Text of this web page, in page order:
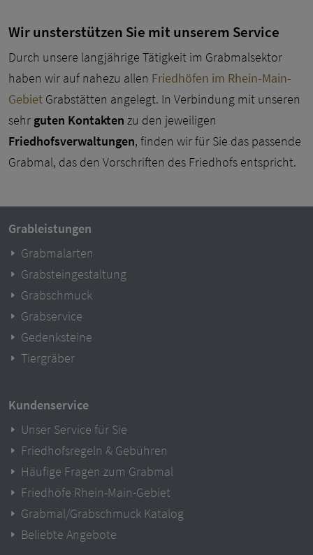
Wir unsterstützen Sie mit unserem Service
Durch unsere langjährige Tätigkeit im Grabmalsektor
haben wir auf nahezu allen Friedhöfen im Rhein-Main-
Gebiet Grabstätten angelegt. In Verbindung mit unseren
sehr guten Kontakten zu den jeweiligen
Friedhofsverwaltungen, finden wir für Sie das passende
Grabmal, das den Vorschriften des Friedhofs entspricht.
Grableistungen
Grabmalarten
Grabsteingestaltung
Grabschmuck
Grabservice
Gedenksteine
Tiergräber
Kundenservice
Unser Service für Sie
Friedhofsregeln & Gebühren
Häufige Fragen zum Grabmal
Friedhöfe Rhein-Main-Gebiet
Grabmal/Grabschmuck Katalog
Beliebte Angebote